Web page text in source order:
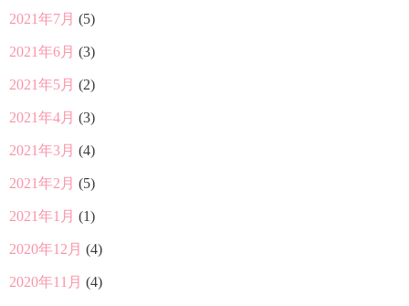
2021年7月 (5)
2021年6月 (3)
2021年5月 (2)
2021年4月 (3)
2021年3月 (4)
2021年2月 (5)
2021年1月 (1)
2020年12月 (4)
2020年11月 (4)